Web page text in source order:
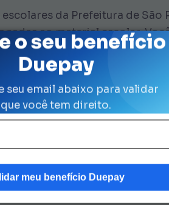
o seu benefício
Duepay
seu email abaixo para validar
que você tem direito.
meu benefício Duepay
da Prefeitura de São
ao material escolar.
onde todos os
sabendo disso?
distribuídas diretamente
a escola do seu filho para